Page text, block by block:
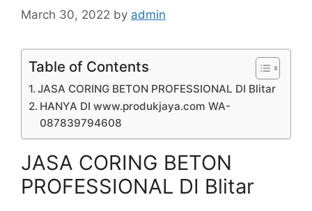
March 30, 2022 by admin
Table of Contents
JASA CORING BETON PROFESSIONAL DI Blitar
HANYA DI www.produkjaya.com WA-
087839794608
JASA CORING BETON
PROFESSIONAL DI Blitar